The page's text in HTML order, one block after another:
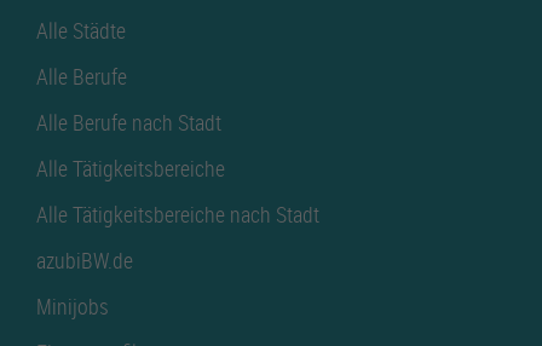
Alle Städte
Alle Berufe
Alle Berufe nach Stadt
Alle Tätigkeitsbereiche
Alle Tätigkeitsbereiche nach Stadt
azubiBW.de
Minijobs